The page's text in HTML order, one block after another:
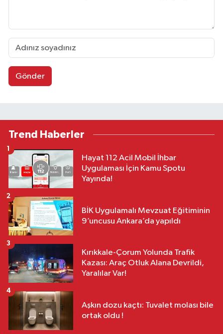
Gönder
Trend Haberler
Hayat 112 Acil Mobil İhbar
Uygulaması İçin Kamu Spotu
Yayında!
1
BİK Uygulamalı Mevzuat Eğitiminin
9’uncusu Ankara’da yapıldı
2
Kırıkkale-Çorum Yolunda Trafik
Kazası: Araç Otluk Alana Devrildi,
Yaralılar Var!
3
Aşkın dozu kaçtı: Tuvalet molası bile
ortak oldu !
4